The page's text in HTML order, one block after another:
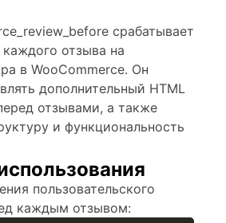
срабатывает
отзыва на
в WooCommerce. Он
дополнительный HTML
отзывами, а также
и функциональность
пользовательского
каждым отзывом: